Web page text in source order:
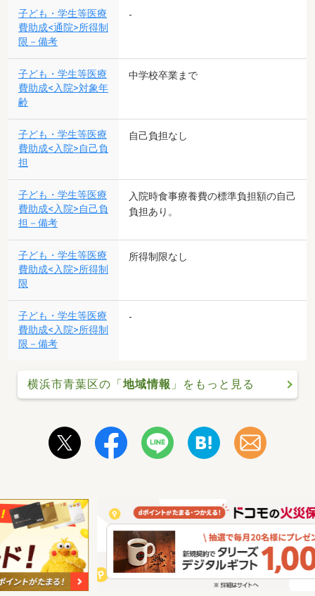
子ども・学生等医療
費助成<通院>所得制
限－備考
-
子ども・学生等医療
費助成<入院>対象年
齢
中学校卒業まで
子ども・学生等医療
費助成<入院>自己負
担
自己負担なし
子ども・学生等医療
費助成<入院>自己負
担－備考
入院時食事療養費の標準負担額の自己
負担あり。
子ども・学生等医療
費助成<入院>所得制
限
所得制限なし
子ども・学生等医療
費助成<入院>所得制
限－備考
-
横浜市青葉区の「地域情報 」をもっと見る